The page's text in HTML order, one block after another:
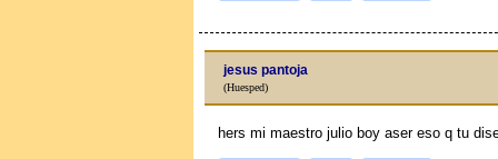
jesus pantoja
(Huesped)
hers mi maestro julio boy aser eso q tu